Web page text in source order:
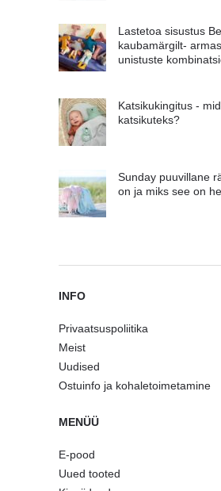
Lastetoa sisustus
kaubamärgilt-
unistuste
Katsikukingitus -
katsikuteks?
Sunday puuvillane
on ja miks see on
INFO
Privaatsuspoliitika
Meist
Uudised
Ostuinfo ja kohaletoimetamine
MENÜÜ
E-pood
Uued tooted